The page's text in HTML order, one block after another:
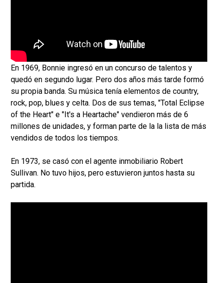
En 1969, Bonnie ingresó en un concurso de talentos y
quedó en segundo lugar. Pero dos años más tarde formó
su propia banda. Su música tenía elementos de country,
rock, pop, blues y celta. Dos de sus temas, "Total Eclipse
of the Heart" e "It's a Heartache" vendieron más de 6
millones de unidades, y forman parte de la la lista de más
vendidos de todos los tiempos.
En 1973, se casó con el agente inmobiliario Robert
Sullivan. No tuvo hijos, pero estuvieron juntos hasta su
partida.